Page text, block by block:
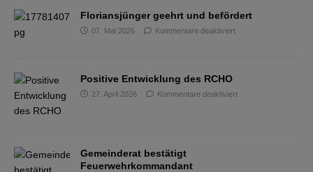
Floriansjünger geehrt und befördert
07. Mai 2026 Kommentare deaktiviert
Positive Entwicklung des RCHO
27. April 2026 Kommentare deaktiviert
Gemeinderat bestätigt
Feuerwehrkommandant